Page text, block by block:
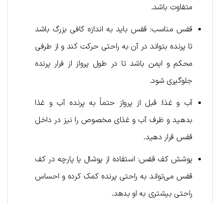
متفاوت باشد.
قفس مناسب: قفس باید به اندازه کافی بزرگ باشد
تا پرنده بتواند در آن به راحتی حرکت کند و از طرفی
محکم و ایمن باشد تا در طول پرواز از فرار پرنده
جلوگیری شود.
آب و غذا: قبل از پرواز حتماً به پرنده آب و غذا
بدهید و ظرف آب و غذای مخصوص را نیز در داخل
قفس قرار دهید.
پوشش کف قفس: استفاده از پوشال یا پارچه در کف
قفس می‌تواند به راحتی پرنده کمک کرده و احساس
راحتی بیشتری به او بدهد.